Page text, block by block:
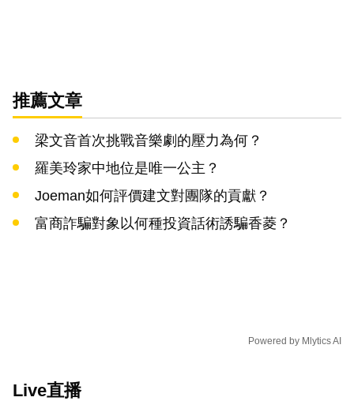
推薦文章
梁文音首次挑戰音樂劇的壓力為何？
羅美玲家中地位是唯一公主？
Joeman如何評價建文對團隊的貢獻？
富商詐騙對象以何種投資話術誘騙香菱？
Powered by Mlytics AI
Live直播